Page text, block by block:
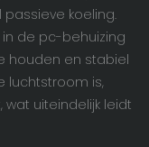
koeling.
de pc-behuizing
houden en stabiel
luchtstroom is,
uiteindelijk leidt